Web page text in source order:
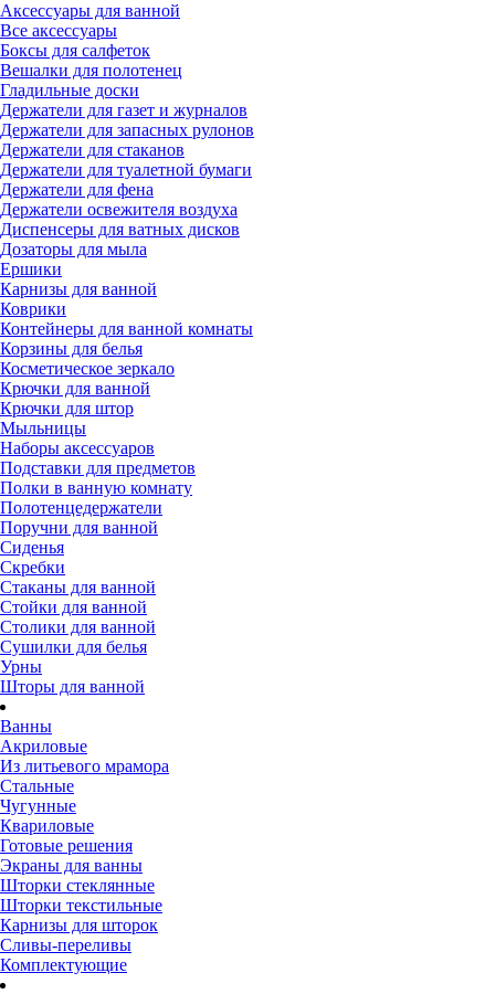
Аксессуары для ванной
Все аксессуары
Боксы для салфеток
Вешалки для полотенец
Гладильные доски
Держатели для газет и журналов
Держатели для запасных рулонов
Держатели для стаканов
Держатели для туалетной бумаги
Держатели для фена
Держатели освежителя воздуха
Диспенсеры для ватных дисков
Дозаторы для мыла
Ершики
Карнизы для ванной
Коврики
Контейнеры для ванной комнаты
Корзины для белья
Косметическое зеркало
Крючки для ванной
Крючки для штор
Мыльницы
Наборы аксессуаров
Подставки для предметов
Полки в ванную комнату
Полотенцедержатели
Поручни для ванной
Сиденья
Скребки
Стаканы для ванной
Стойки для ванной
Столики для ванной
Сушилки для белья
Урны
Шторы для ванной
Ванны
Акриловые
Из литьевого мрамора
Стальные
Чугунные
Квариловые
Готовые решения
Экраны для ванны
Шторки стеклянные
Шторки текстильные
Карнизы для шторок
Сливы-переливы
Комплектующие